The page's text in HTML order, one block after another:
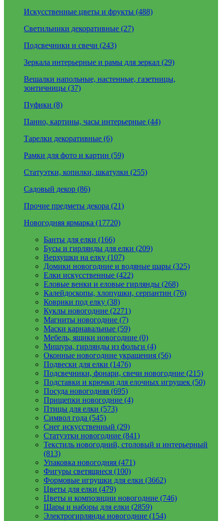
Искусственные цветы и фрукты (488)
Светильники декоративные (27)
Подсвечники и свечи (243)
Зеркала интерьерные и рамы для зеркал (29)
Вешалки напольные, настенные, газетницы,
зонтичницы (37)
Пуфики (8)
Панно, картины, часы интерьерные (44)
Тарелки декоративные (6)
Рамки для фото и картин (59)
Статуэтки, копилки, шкатулки (255)
Садовый декор (86)
Прочие предметы декора (21)
Новогодняя ярмарка (17720)
Банты для елки (166)
Бусы и гирлянды для елки (209)
Верхушки на елку (107)
Домики новогодние и водяные шары (325)
Елки искусственные (422)
Еловые венки и еловые гирлянды (268)
Калейдоскопы, хлопушки, серпантин (76)
Коврики под елку (38)
Куклы новогодние (2271)
Магниты новогодние (7)
Маски карнавальные (59)
Мебель, ящики новогодние (0)
Мишура, гирлянды из фольги (4)
Оконные новогодние украшения (56)
Подвески для елки (1476)
Подсвечники, фонари, свечи новогодние (215)
Подставки и крючки для елочных игрушек (50)
Посуда новогодняя (695)
Прищепки новогодние (4)
Птицы для елки (573)
Символ года (545)
Снег искусственный (29)
Статуэтки новогодние (841)
Текстиль новогодний, столовый и интерьерный
(813)
Упаковка новогодняя (471)
Фигуры светящиеся (100)
Формовые игрушки для елки (3662)
Цветы для елки (479)
Цветы и композиции новогодние (746)
Шары и наборы для елки (2859)
Электрогирлянды новогодние (154)